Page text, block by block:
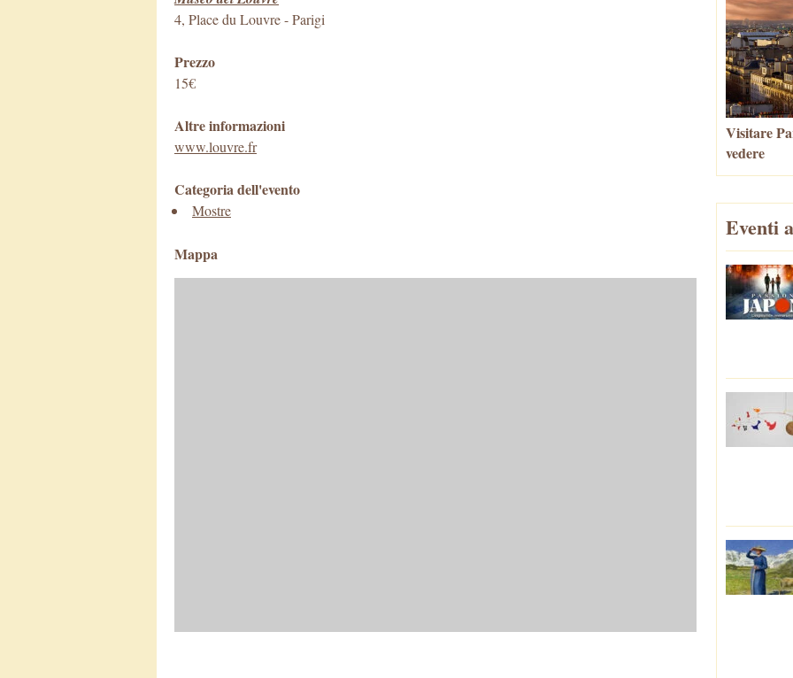
4, Place du Louvre-Parigi
Prezzo
15€
Altre informazioni
www.louvre.fr
Categoria dell'evento
Mostre
Mappa
Visitare
vedere
Eventi